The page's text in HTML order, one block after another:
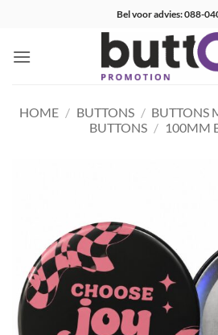
inhoud
Bel voor advies: 088-
HOME / BUTTONS / BUTTONS
BUTTONS / 100MM